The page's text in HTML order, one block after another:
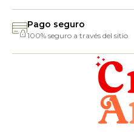
Pago seguro
100% seguro a través del sitio